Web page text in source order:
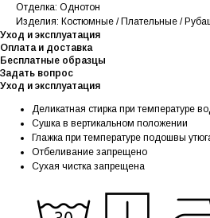
Отделка: Однотон
Изделия: Костюмные / Плательные /
Уход и эксплуатация
Оплата и доставка
Бесплатные образцы
Задать вопрос
Уход и эксплуатация
Деликатная стирка при температуре
Сушка в вертикальном положении
Глажка при температуре подошвы
Отбеливание запрещено
Сухая чистка запрещена